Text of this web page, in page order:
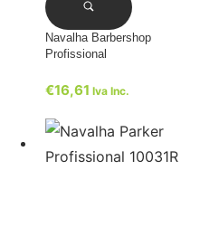
Navalha Barbershop
Profissional
€16,61 Iva Inc.